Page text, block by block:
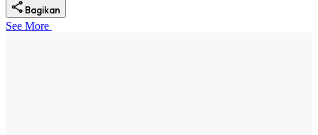
Bagikan
See More